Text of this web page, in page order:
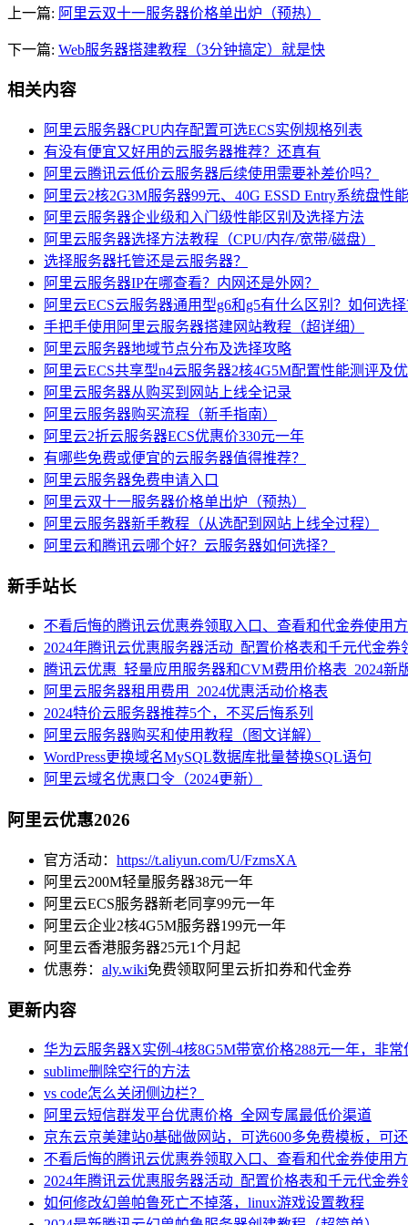
上一篇: 阿里云双十一服务器价格单出炉（预热）
下一篇: Web服务器搭建教程（3分钟搞定）就是快
相关内容
阿里云服务器CPU内存配置可选ECS实例规格列表
有没有便宜又好用的云服务器推荐？还真有
阿里云腾讯云低价云服务器后续使用需要补差价吗？
阿里云2核2G3M服务器99元、40G ESSD Entry系统盘性
阿里云服务器企业级和入门级性能区别及选择方法
阿里云服务器选择方法教程（CPU/内存/宽带/磁盘）
选择服务器托管还是云服务器？
阿里云服务器IP在哪查看？内网还是外网？
阿里云ECS云服务器通用型g6和g5有什么区别？如何选择
手把手使用阿里云服务器搭建网站教程（超详细）
阿里云服务器地域节点分布及选择攻略
阿里云ECS共享型n4云服务器2核4G5M配置性能测评及
阿里云服务器从购买到网站上线全记录
阿里云服务器购买流程（新手指南）
阿里云2折云服务器ECS优惠价330元一年
有哪些免费或便宜的云服务器值得推荐？
阿里云服务器免费申请入口
阿里云双十一服务器价格单出炉（预热）
阿里云服务器新手教程（从选配到网站上线全过程）
阿里云和腾讯云哪个好？云服务器如何选择？
新手站长
不看后悔的腾讯云优惠券领取入口、查看和代金券使用
2024年腾讯云优惠服务器活动_配置价格表和千元代金券
腾讯云优惠_轻量应用服务器和CVM费用价格表_2024新
阿里云服务器租用费用_2024优惠活动价格表
2024特价云服务器推荐5个，不买后悔系列
阿里云服务器购买和使用教程（图文详解）
WordPress更换域名MySQL数据库批量替换SQL语句
阿里云域名优惠口令（2024更新）
阿里云优惠2026
官方活动： https://t.aliyun.com/U/FzmsXA
阿里云200M轻量服务器38元一年
阿里云ECS服务器新老同享99元一年
阿里云企业2核4G5M服务器199元一年
阿里云香港服务器25元1个月起
优惠券： aly.wiki免费领取阿里云折扣券和代金券
更新内容
华为云服务器X实例-4核8G5M带宽价格288元一年，非常
sublime删除空行的方法
vs code怎么关闭侧边栏？
阿里云短信群发平台优惠价格_全网专属最低价渠道
京东云京美建站0基础做网站，可选600多免费模板，可还
不看后悔的腾讯云优惠券领取入口、查看和代金券使用
2024年腾讯云优惠服务器活动_配置价格表和千元代金券
如何修改幻兽帕鲁死亡不掉落，linux游戏设置教程